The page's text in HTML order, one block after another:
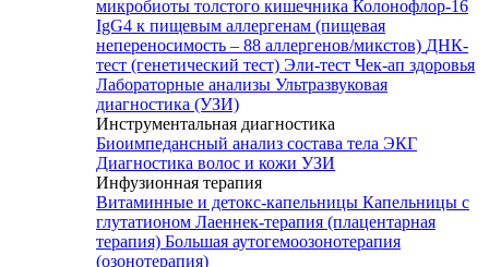
микробиоты толстого кишечника Колонофлор-16
IgG4 к пищевым аллергенам (пищевая
непереносимость – 88 аллергенов/микстов) ДНК-
тест (генетический тест) Эли-тест Чек-ап здоровья
Лабораторные анализы Ультразвуковая
диагностика (УЗИ)
Инструментальная диагностика
Биоимпедансный анализ состава тела ЭКГ
Диагностика волос и кожи УЗИ
Инфузионная терапия
Витаминные и детокс-капельницы Капельницы с
глутатионом Лаеннек-терапия (плацентарная
терапия) Большая аутогемоозонотерапия
(озонотерапия)